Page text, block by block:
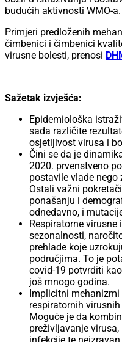
budućih aktivnosti WMO-a.
Primjeri predloženih
čimbenici i čimbenici
virusne bolesti, prenosi
Sažetak izvješća:
Epidemiološka
sada različite
osjetljivost virusa i
Čini se da je
2020. prvenstveno
postavile vlade
Ostali važni
ponašanju i
odnedavno, i
Respiratorne
sezonalnosti,
prehlade koje
područjima. To je
covid-19 potvrditi
još mnogo godina.
Implicitni
respiratornih
Moguće je da
preživljavanje